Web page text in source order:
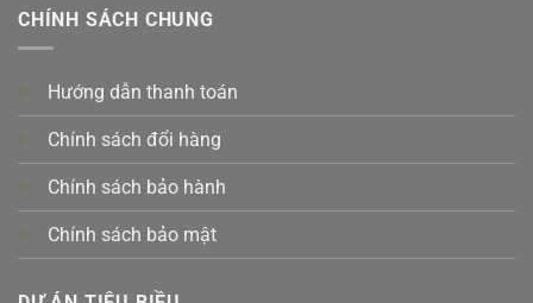
CHÍNH SÁCH CHUNG
Hướng dẫn thanh toán
Chính sách đổi hàng
Chính sách bảo hành
Chính sách bảo mật